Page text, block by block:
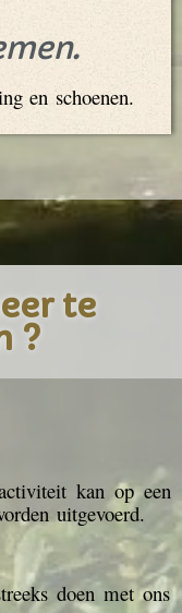
en schoenen.
te
?
kan op een
uitgevoerd.
doen met ons